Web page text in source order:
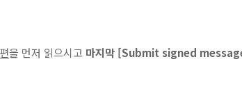
을 먼저 읽으시고 마지막 [Submit signed